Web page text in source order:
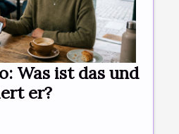
Was ist das und
er?